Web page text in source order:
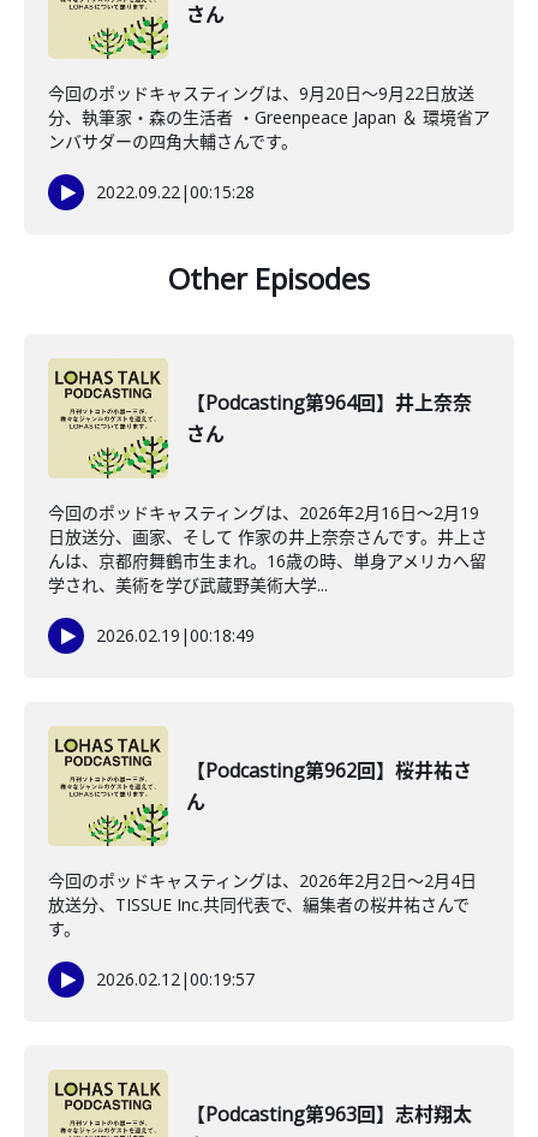
さん
今回のポッドキャスティングは、9月20日〜9月22日放送
分、執筆家・森の生活者 ・Greenpeace Japan ＆ 環境省ア
ンバサダーの四角大輔さんです。
2022.09.22|00:15:28
Other Episodes
【Podcasting第964回】井上奈奈
さん
今回のポッドキャスティングは、2026年2月16日〜2月19
日放送分、画家、そして 作家の井上奈奈さんです。井上さ
んは、京都府舞鶴市生まれ。16歳の時、単身アメリカへ留
学され、美術を学び武蔵野美術大学...
2026.02.19 |00:18:49
【Podcasting第962回】桜井祐さ
ん
今回のポッドキャスティングは、2026年2月2日〜2月4日
放送分、TISSUE Inc.共同代表で、編集者の桜井祐さんで
す。
2026.02.12|00:19:57
【Podcasting第963回】志村翔太